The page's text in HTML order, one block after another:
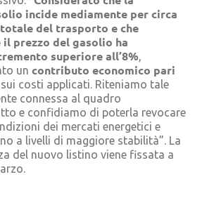
incide mediamente per circa
del trasporto e che
il prezzo del gasolio ha
superiore all’8%,
un contributo economico pari
sui costi applicati. Riteniamo tale
connessa al quadro
e confidiamo di poterla revocare
dei mercati energetici e
a livelli di maggiore stabilità”. La
del nuovo listino viene fissata a